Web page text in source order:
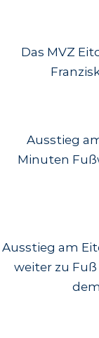
Das MVZ
Ausstieg
Minuten
Ausstieg am
weiter zu Fuß